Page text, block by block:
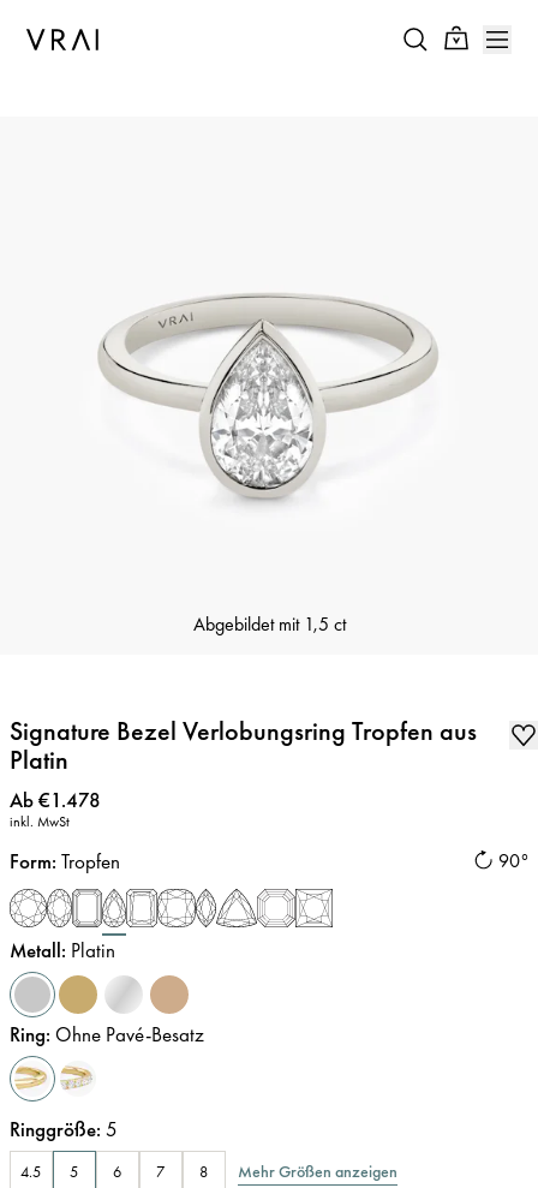
Abgebildet mit 1,5 ct
Signature Bezel Verlobungsring Tropfen aus
Platin
Preis:
Ab €1.478
inkl. MwSt
90°
Form: Tropfen
Metall: Platin
Ring: Ohne Pavé-Besatz
Ringgröße: 5
4.5 5 6 7 8 Mehr Größen anzeigen